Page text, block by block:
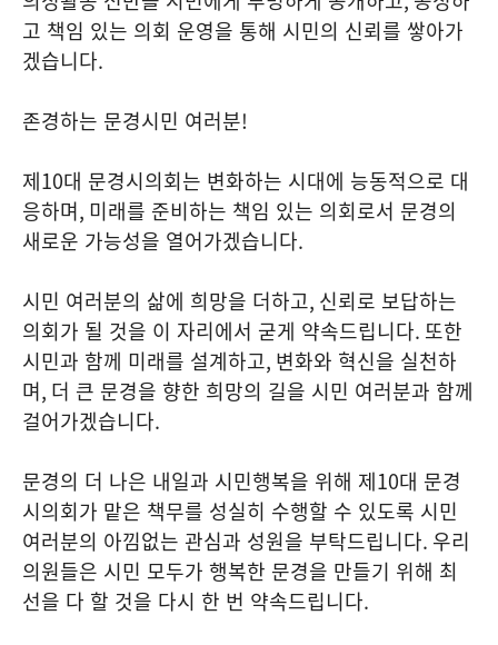
고 책임 있는 의회 운영을 통해 시민의 신뢰를 쌓아가
겠습니다.
존경하는 문경시민 여러분!
제10대 문경시의회는 변화하는 시대에 능동적으로 대
응하며, 미래를 준비하는 책임 있는 의회로서 문경의
새로운 가능성을 열어가겠습니다.
시민 여러분의 삶에 희망을 더하고, 신뢰로 보답하는
의회가 될 것을 이 자리에서 굳게 약속드립니다. 또한
시민과 함께 미래를 설계하고, 변화와 혁신을 실천하
며, 더 큰 문경을 향한 희망의 길을 시민 여러분과 함께
걸어가겠습니다.
문경의 더 나은 내일과 시민행복을 위해 제10대 문경
시의회가 맡은 책무를 성실히 수행할 수 있도록 시민
여러분의 아낌없는 관심과 성원을 부탁드립니다. 우리
의원들은 시민 모두가 행복한 문경을 만들기 위해 최
선을 다 할 것을 다시 한 번 약속드립니다.